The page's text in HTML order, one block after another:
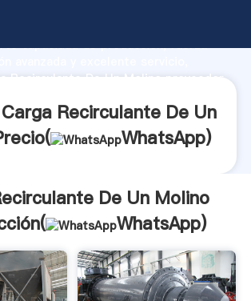
capacidad de producción, fuerza
Recirculante De Un Molino proveedor
Recirculante De Un
WhatsApp)
De Un Molino
WhatsApp)